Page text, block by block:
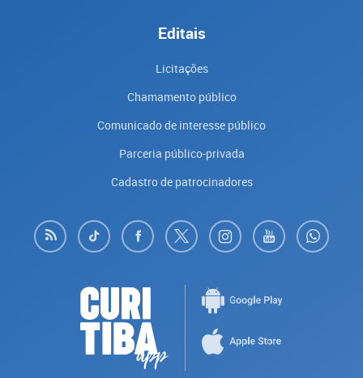
Editais
Licitações
Chamamento público
Comunicado de interesse público
Parceria público-privada
Cadastro de patrocinadores